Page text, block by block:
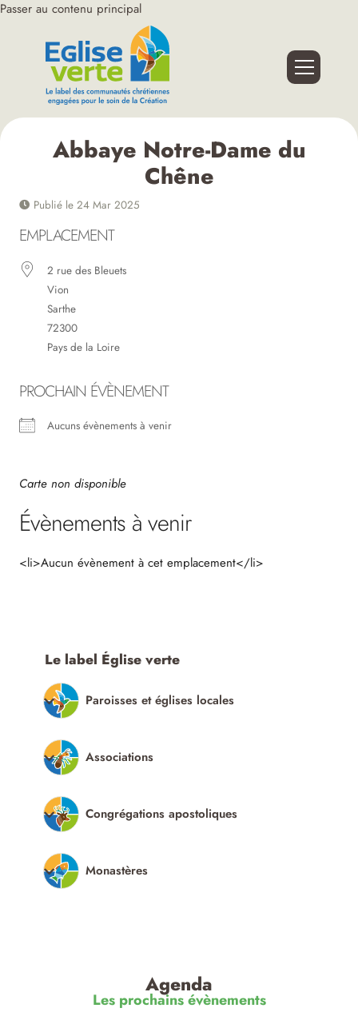
Passer au contenu principal
Le label Église verte
Paroisses et églises locales
Associations
Congrégations apostoliques
Monastères
Agenda
Les prochains évènements
Abbaye Notre-Dame du
Chêne
Publié le 24 Mar 2025
EMPLACEMENT
2 rue des Bleuets
Vion
Sarthe
72300
Pays de la Loire
PROCHAIN ÉVÈNEMENT
Aucuns évènements à venir
Carte non disponible
Évènements à venir
<li>Aucun évènement à cet emplacement</li>